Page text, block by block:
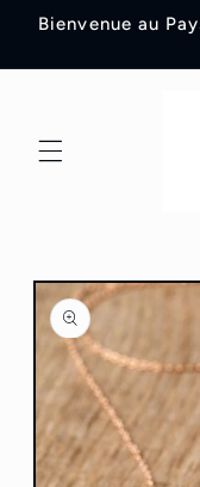
passer
contenu
Bienvenue au
Passer aux
informations
produits